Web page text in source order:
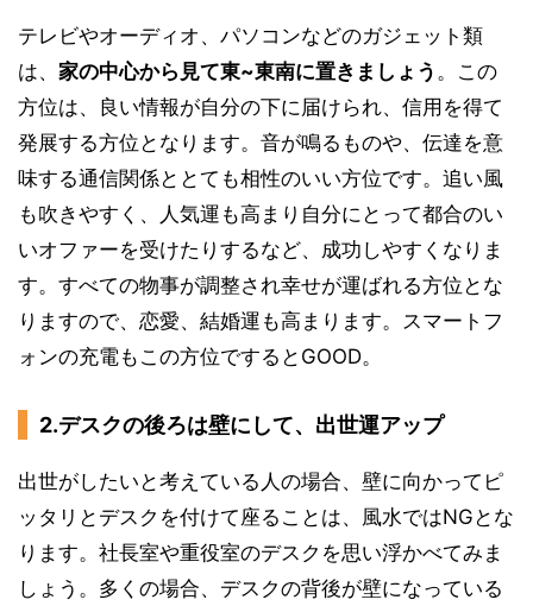
テレビやオーディオ、パソコンなどのガジェット類
は、 家の中心から見て東~東南に置きましょう 。この
方位は、良い情報が自分の下に届けられ、信用を得て
発展する方位となります。音が鳴るものや、伝達を意
味する通信関係ととても相性のいい方位です。追い風
も吹きやすく、人気運も高まり自分にとって都合のい
いオファーを受けたりするなど、成功しやすくなりま
す。すべての物事が調整され幸せが運ばれる方位とな
りますので、恋愛、結婚運も高まります。スマートフ
ォンの充電もこの方位でするとGOOD。
2.デスクの後ろは壁にして、出世運アップ
出世がしたいと考えている人の場合、壁に向かってピ
ッタリとデスクを付けて座ることは、風水ではNGとな
ります。社長室や重役室のデスクを思い浮かべてみま
しょう。多くの場合、デスクの背後が壁になっている